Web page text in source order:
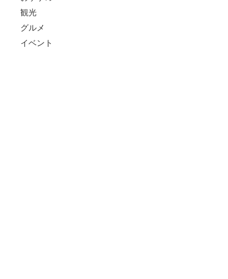
観光
グルメ
イベント